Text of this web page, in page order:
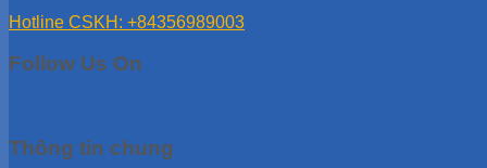
Hotline CSKH: +84356989003
Follow Us On
Thông tin chung